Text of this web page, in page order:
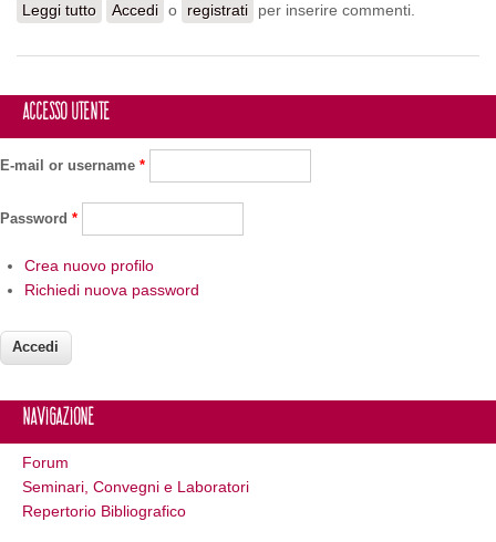
Leggi tutto su Le lingue in Italia, le lingue in Europa: dove siamo,
Accedi o registrati per inserire commenti.
Accesso utente
E-mail or username *
Password *
Crea nuovo profilo
Richiedi nuova password
Navigazione
Forum
Seminari, Convegni e Laboratori
Repertorio Bibliografico